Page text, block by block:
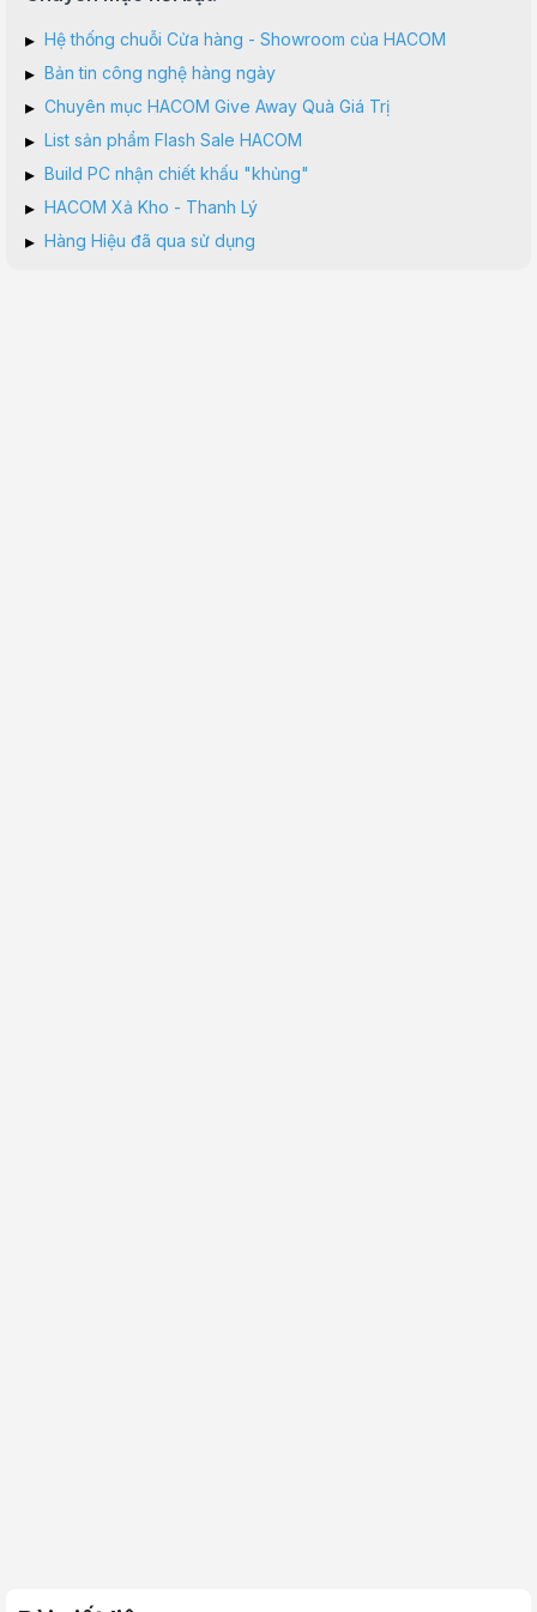
▸ Hệ thống chuỗi Cửa hàng - Showroom của HACOM
▸ Bản tin công nghệ hàng ngày
▸ Chuyên mục HACOM Give Away Quà Giá Trị
▸ List sản phẩm Flash Sale HACOM
▸ Build PC nhận chiết khấu "khủng"
▸ HACOM Xả Kho - Thanh Lý
▸ Hàng Hiệu đã qua sử dụng